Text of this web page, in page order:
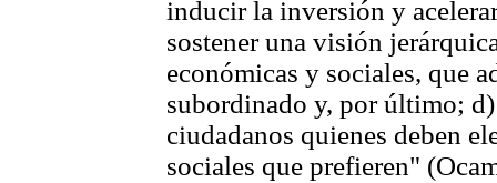
inducir la inversión y
sostener una visión
económicas y sociales, que
subordinado y, por último;
ciudadanos quienes deben
sociales que prefieren"